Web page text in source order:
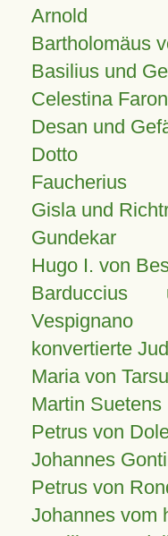
Arnold
Bartholomäus
Basilius und
Celestina Faron
Desan und
Dotto
Faucherius
Gisla und
Gundekar
Hugo I. von
Vespignano
konvertierte
Maria von
Martin Suetens
Petrus von
Johannes
Petrus von
Johannes vom